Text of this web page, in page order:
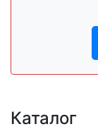
Каталог